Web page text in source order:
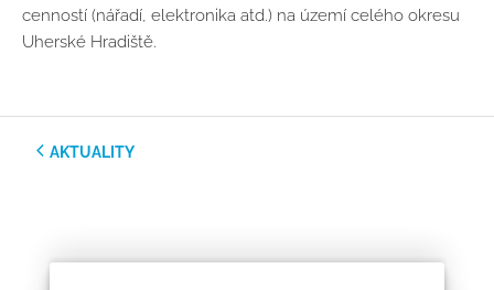
cenností (nářadí, elektronika atd.) na území celého okresu
Uherské Hradiště.
AKTUALITY